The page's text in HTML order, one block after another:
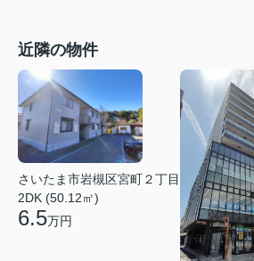
近隣の物件
さいたま市岩槻区宮町２丁目
2DK (50.12㎡)
6.5万円